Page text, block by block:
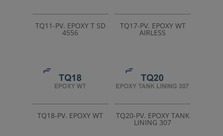
TQ11-PV. EPOXY T SD
4556
TQ17-PV. EPOXY WT
AIRLESS
TQ18-PV. EPOXY WT TQ20-PV. EPOXY TANK
LINING 307